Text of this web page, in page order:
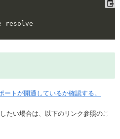
トが開通しているか確認する。
たい場合は、以下のリンク参照のこ